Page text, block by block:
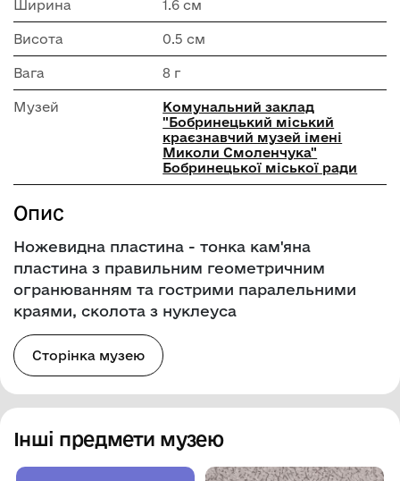
Ширина 1.6 см
Висота 0.5 см
Вага 8 г
Музей
Комунальний заклад
"Бобринецький міський
краєзнавчий музей імені
Миколи Смоленчука"
Бобринецької міської ради
Опис
Ножевидна пластина - тонка кам'яна
пластина з правильним геометричним
огранюванням та гострими паралельними
краями, сколота з нуклеуса
Сторінка музею
Інші предмети музею